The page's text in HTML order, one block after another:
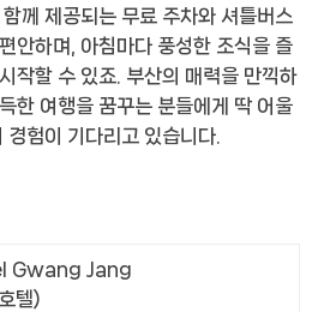
께 제공되는 무료 주차와 셔틀버스
안하며, 아침마다 풍성한 조식을 즐
작할 수 있죠. 부산의 매력을 만끽하
한 여행을 꿈꾸는 분들에게 딱 어울
험이 기다리고 있습니다.
Gwang Jang
텔)